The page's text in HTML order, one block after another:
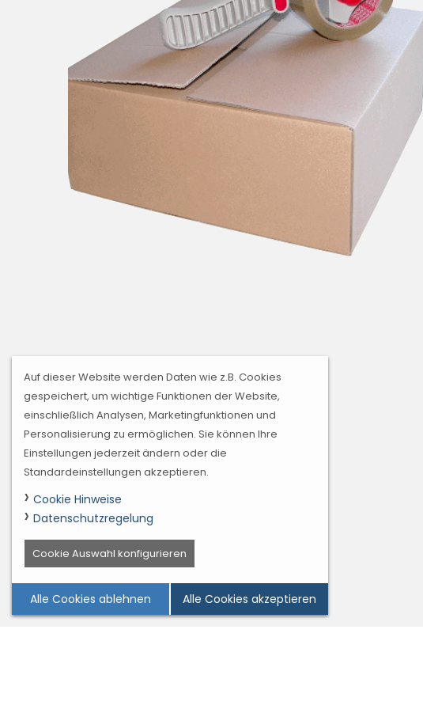
Auf dieser Website werden Daten wie z.B. Cookies
gespeichert, um wichtige Funktionen der Website,
einschließlich Analysen, Marketingfunktionen und
Personalisierung zu ermöglichen. Sie können Ihre
Einstellungen jederzeit ändern oder die
Standardeinstellungen akzeptieren.
Cookie Hinweise
Datenschutzregelung
Cookie Auswahl konfigurieren
Alle Cookies ablehnen Alle Cookies akzeptieren